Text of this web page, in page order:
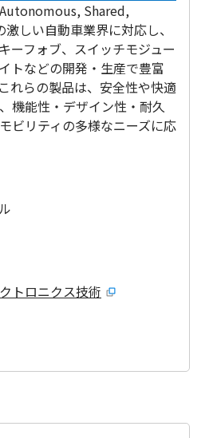
Shared,
しい自動車業界に対応し、
ーフォブ、スイッチモジュー
トなどの開発・生産で豊富
れらの製品は、安全性や快適
機能性・デザイン性・耐久
ビリティの多様なニーズに応
トロニクス技術